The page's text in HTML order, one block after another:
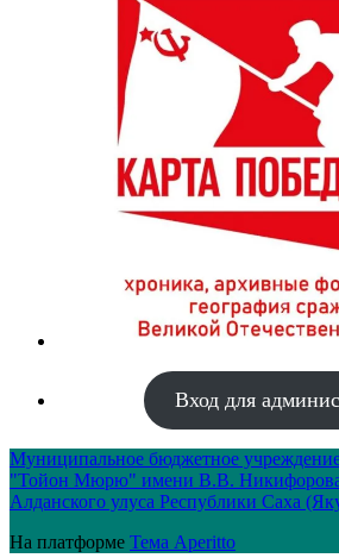
Вход для
Муниципальное бюджетное
"Тойон Мюрю" имени В.В.
Алданского улуса Республики Саха
На платформе Тема Aperitto